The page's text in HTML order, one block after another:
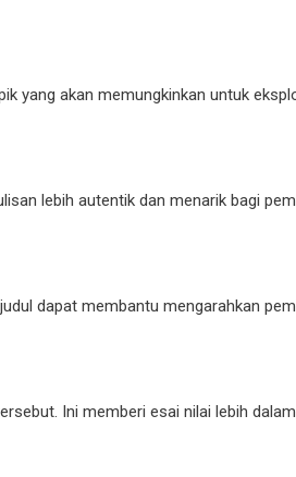
yang akan memungkinkan untuk
lebih autentik dan menarik bagi
dapat membantu mengarahkan
Ini memberi esai nilai lebih